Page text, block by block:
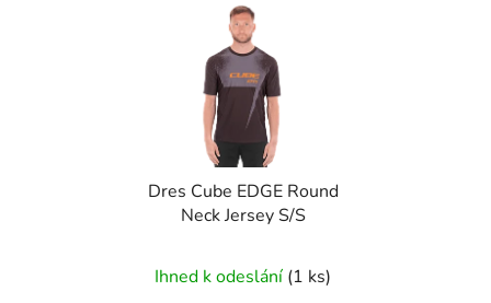
Dres Cube EDGE Round
Neck Jersey S/S
Ihned k odeslání (1 ks)